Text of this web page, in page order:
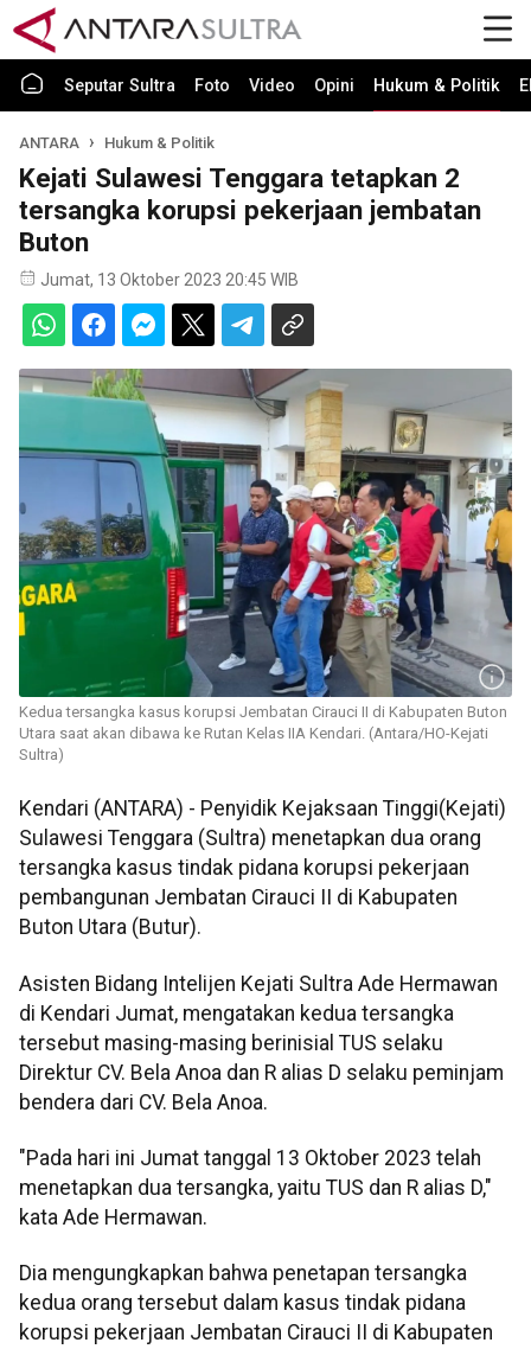
Seputar Sultra Foto Video Opini Hukum & Politik
ANTARA Hukum & Politik
Kejati Sulawesi Tenggara tetapkan 2
tersangka korupsi pekerjaan jembatan
Buton
Jumat, 13 Oktober 2023 20:45 WIB
Kedua tersangka kasus korupsi Jembatan Cirauci II di Kabupaten Buton
Utara saat akan dibawa ke Rutan Kelas IIA Kendari. (Antara/HO-Kejati
Sultra)
Kendari (ANTARA) - Penyidik Kejaksaan Tinggi(Kejati)
Sulawesi Tenggara (Sultra) menetapkan dua orang
tersangka kasus tindak pidana korupsi pekerjaan
pembangunan Jembatan Cirauci II di Kabupaten
Buton Utara (Butur).
Asisten Bidang Intelijen Kejati Sultra Ade Hermawan
di Kendari Jumat, mengatakan kedua tersangka
tersebut masing-masing berinisial TUS selaku
Direktur CV. Bela Anoa dan R alias D selaku peminjam
bendera dari CV. Bela Anoa.
"Pada hari ini Jumat tanggal 13 Oktober 2023 telah
menetapkan dua tersangka, yaitu TUS dan R alias D,"
kata Ade Hermawan.
Dia mengungkapkan bahwa penetapan tersangka
kedua orang tersebut dalam kasus tindak pidana
korupsi pekerjaan Jembatan Cirauci II di Kabupaten